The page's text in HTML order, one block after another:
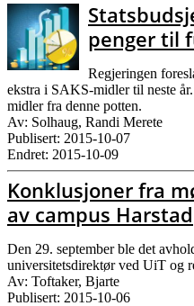
penger til
Regjeringen
ekstra i SAKS-midler til neste
midler fra denne potten.
Av: Solhaug, Randi Merete
Publisert: 2015-10-07
Endret: 2015-10-09
Konklusjoner fra
av campus Harstad
Den 29. september ble det
universitetsdirektør ved UiT og
Av: Toftaker, Bjarte
Publisert: 2015-10-06